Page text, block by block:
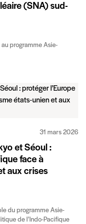
(SNA) sud-
programme Asie-
31 mars 2026
et Séoul :
face à
aux crises
du programme Asie-
de l’Indo-Pacifique